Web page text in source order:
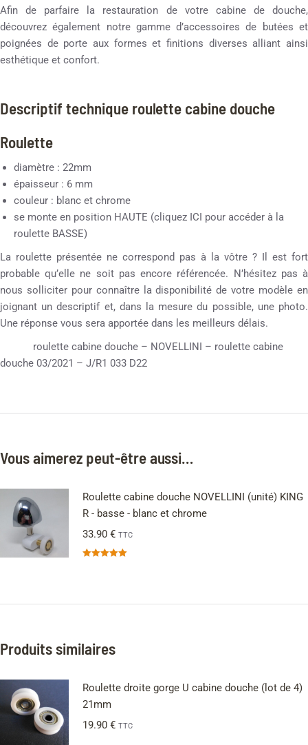
Afin de parfaire la restauration de votre cabine de douche,
découvrez également notre gamme d’accessoires de butées et
poignées de porte aux formes et finitions diverses alliant ainsi
esthétique et confort.
Descriptif technique roulette cabine douche
Roulette
diamètre : 22mm
épaisseur : 6 mm
couleur : blanc et chrome
se monte en position HAUTE (cliquez ICI pour accéder à la
roulette BASSE)
La roulette présentée ne correspond pas à la vôtre ? Il est fort
probable qu’elle ne soit pas encore référencée. N’hésitez pas à
nous solliciter pour connaître la disponibilité de votre modèle en
joignant un descriptif et, dans la mesure du possible, une photo.
Une réponse vous sera apportée dans les meilleurs délais.
roulette cabine douche – NOVELLINI – roulette cabine
douche 03/2021 – J/R1 033 D22
Vous aimerez peut-être aussi…
Roulette cabine douche NOVELLINI (unité) KING
R - basse - blanc et chrome
33.90 € TTC
Produits similaires
Roulette droite gorge U cabine douche (lot de 4)
21mm
19.90 € TTC